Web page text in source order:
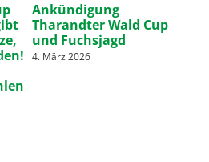
Ankündigung
Tharandter Wald Cup
und Fuchsjagd
4. März 2026